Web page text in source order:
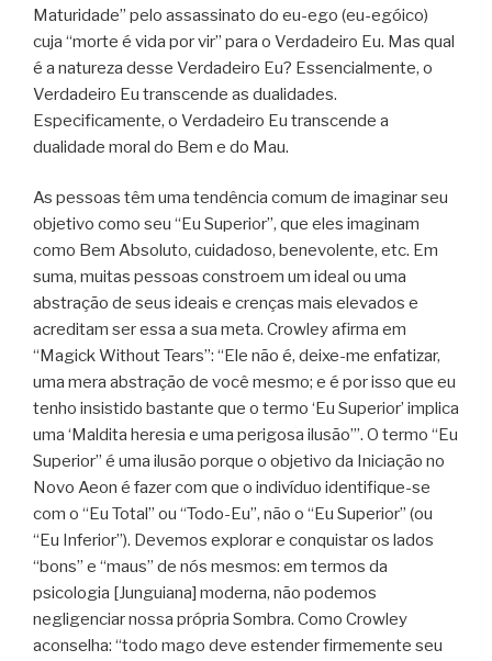
Maturidade” pelo assassinato do eu-ego (eu-egóico)
cuja “morte é vida por vir” para o Verdadeiro Eu. Mas qual
é a natureza desse Verdadeiro Eu? Essencialmente, o
Verdadeiro Eu transcende as dualidades.
Especificamente, o Verdadeiro Eu transcende a
dualidade moral do Bem e do Mau.
As pessoas têm uma tendência comum de imaginar seu
objetivo como seu “Eu Superior”, que eles imaginam
como Bem Absoluto, cuidadoso, benevolente, etc. Em
suma, muitas pessoas constroem um ideal ou uma
abstração de seus ideais e crenças mais elevados e
acreditam ser essa a sua meta. Crowley afirma em
“Magick Without Tears”: “Ele não é, deixe-me enfatizar,
uma mera abstração de você mesmo; e é por isso que eu
tenho insistido bastante que o termo ‘Eu Superior’ implica
uma ‘Maldita heresia e uma perigosa ilusão’”. O termo “Eu
Superior” é uma ilusão porque o objetivo da Iniciação no
Novo Aeon é fazer com que o indivíduo identifique-se
com o “Eu Total” ou “Todo-Eu”, não o “Eu Superior” (ou
“Eu Inferior”). Devemos explorar e conquistar os lados
“bons” e “maus” de nós mesmos: em termos da
psicologia [Junguiana] moderna, não podemos
negligenciar nossa própria Sombra. Como Crowley
aconselha: “todo mago deve estender firmemente seu